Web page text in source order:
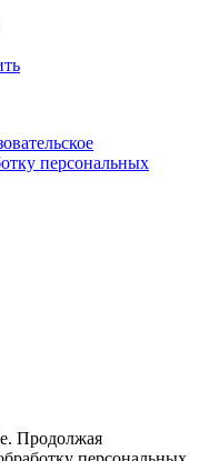
персональных
Продолжая